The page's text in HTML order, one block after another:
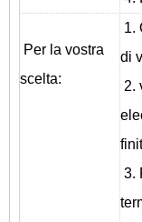
Per la vostra
scelta:
1.
di
2.
3.